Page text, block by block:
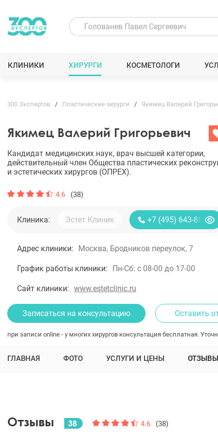
КЛИНИКИ ХИРУРГИ КОСМЕТОЛОГИ
300 Экспертов Пластические хирурги Якимец Валерий
Якимец Валерий Григорьевич
Кандидат медицинских наук, врач высшей категории,
действительный член Общества пластических
и эстетических хирургов (ОПРЕХ).
4.6 (38)
Клиника: +7 (495) 643-88-80
Адрес клиники: Москва, Бродников переулок, 7
График работы клиники: Пн-Сб: с 08-00 до 17-00
Сайт клиники: www.estetclinic.ru
Записаться на консультацию Оставить
при записи online - у многих хирургов консультация бесплатная.
ГЛАВНАЯ ФОТО УСЛУГИ И ЦЕНЫ ОТЗЫВЫ
Отзывы 38 4.6 (38)